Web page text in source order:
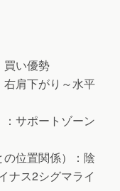
買い優勢
右肩下がり～水平
：サポートゾーン
の位置関係）：陰
ナス2シグマライ